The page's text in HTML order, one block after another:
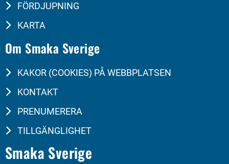
FÖRDJUPNING
KARTA
Om Smaka Sverige
KAKOR (COOKIES) PÅ WEBBPLATSEN
KONTAKT
PRENUMERERA
TILLGÄNGLIGHET
Smaka Sverige